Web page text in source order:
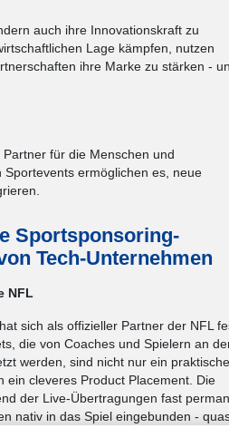
auch ihre Innovationskraft zu
Lage kämpfen, nutzen
ihre Marke zu stärken -
für die Menschen und
ermöglichen es, neue
Sportsponsoring-
Tech-Unternehmen
NFL
sich als offizieller Partner der NFL
die von Coaches und Spielern an
werden, sind nicht nur ein
ein cleveres Product Placement. Die
der Live-Übertragungen fast
nativ in das Spiel eingebunden -